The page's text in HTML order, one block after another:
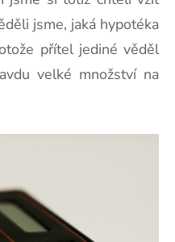
jsme, jaká hypotéka
přítel jediné věděl
velké množství na